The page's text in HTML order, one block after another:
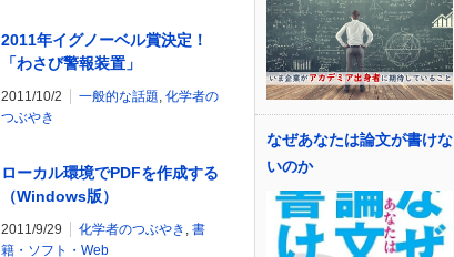
2011年イグノーベル賞決定！
「わさび警報装置」
2011/10/2 一般的な話題, 化学者の
つぶやき
ローカル環境でPDFを作成する
（Windows版）
2011/9/29 化学者のつぶやき , 書
籍・ソフト・Web
なぜあなたは論文が書けな
いのか